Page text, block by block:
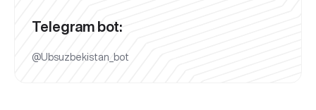
Telegram bot:
@Ubsuzbekistan_bot